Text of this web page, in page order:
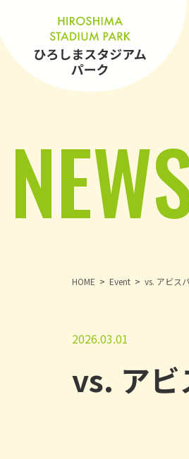
HOME Event vs. アビス
2026.03.01
vs. アビ